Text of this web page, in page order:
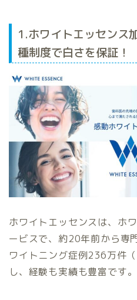
1.ホワイトエッセンス
種制度で白さを保証！
ホワイトエッセンスは、ホ
ービスで、約20年前から専
ワイトニング症例236万件
し、経験も実績も豊富です。